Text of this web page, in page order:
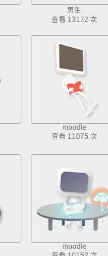
男生
查看 13172 次
moodle
查看 11075 次
moodle